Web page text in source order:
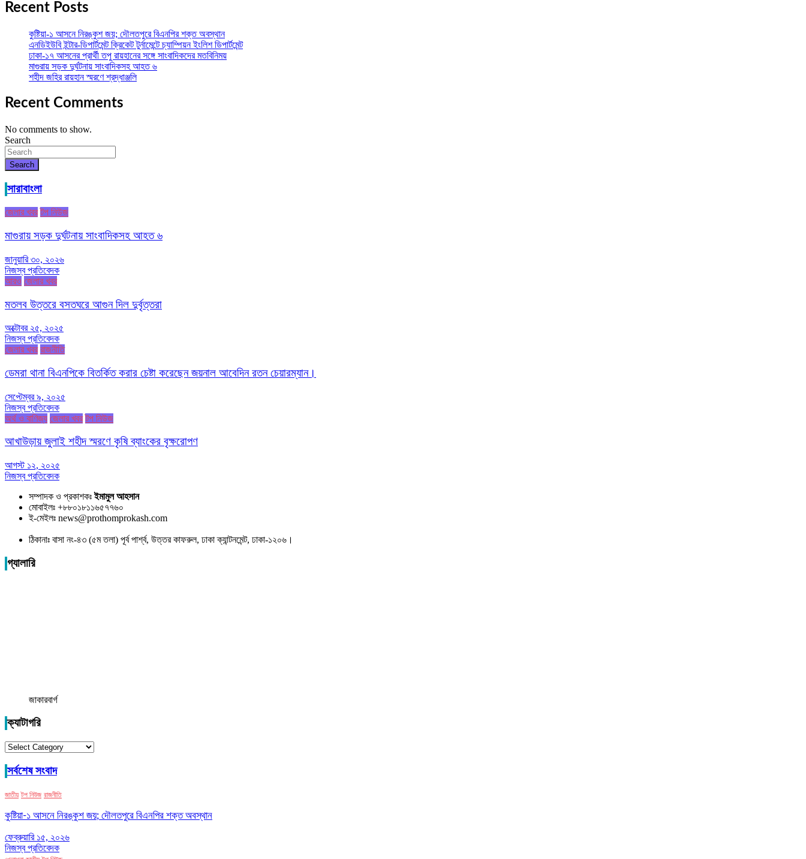
Recent Posts
কুষ্টিয়া-১ আসনে নিরঙ্কুশ জয়; দৌলতপুরে বিএনপির শক্ত অবস্থান
এনডিইউবি ইন্টার-ডিপার্টমেন্ট ক্রিকেট টুর্নামেন্টে চ্যাম্পিয়ন ইংলিশ ডিপার্টমেন্ট
ঢাকা-১৭ আসনের প্রার্থী তপু রায়হানের সঙ্গে সাংবাদিকদের মতবিনিময়
মাগুরায় সড়ক দুর্ঘটনায় সাংবাদিকসহ আহত ৬
শহীদ জহির রায়হান স্মরণে শ্রদ্ধাঞ্জলি
Recent Comments
No comments to show.
Search
Search
সারাবাংলা
জেলার খবর টপ নিউজ
মাগুরায় সড়ক দুর্ঘটনায় সাংবাদিকসহ আহত ৬
জানুয়ারি ৩০, ২০২৬
নিজস্ব প্রতিবেদক
আরও জেলার খবর
মতলব উত্তরে বসতঘরে আগুন দিল দুর্বৃত্তরা
অক্টোবর ২৫, ২০২৫
নিজস্ব প্রতিবেদক
জেলার খবর রাজনীতি
ডেমরা থানা বিএনপিকে বিতর্কিত করার চেষ্টা করেছেন জয়নাল আবেদিন রতন চেয়ারম্যান।
সেপ্টেম্বর ৯, ২০২৫
নিজস্ব প্রতিবেদক
অর্থ ও বাণিজ্য জেলার খবর টপ নিউজ
আখাউড়ায় জুলাই শহীদ স্মরণে কৃষি ব্যাংকের বৃক্ষরোপণ
আগস্ট ১২, ২০২৫
নিজস্ব প্রতিবেদক
সম্পাদক ও প্রকাশকঃইমামুল আহসান
মোবাইলঃ +৮৮০১৮১১৬৫৭৭৬০
ই-মেইলঃ news@prothomprokash.com
ঠিকানাঃ বাসা নং-৪৩ (৫ম তলা) পূর্ব পার্শ্ব, উত্তর কাফরুল, ঢাকা ক্যান্টনমেন্ট, ঢাকা-১২০৬।
গ্যালারি
জাকারবার্গ
ক্যাটাগরি
ক্যাটাগরি
সর্বশেষ সংবাদ
জাতীয় টপ নিউজ রাজনীতি
কুষ্টিয়া-১ আসনে নিরঙ্কুশ জয়; দৌলতপুরে বিএনপির শক্ত অবস্থান
ফেব্রুয়ারি ১৫, ২০২৬
নিজস্ব প্রতিবেদক